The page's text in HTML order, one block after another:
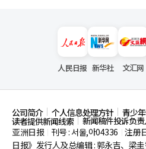
人民日报 新华社 文汇网
公司简介 个人信息处理方针 青少
读者提供新闻线索
新闻稿件投诉负
亚洲日报
刊号 : 서울,아04336 注册
日报》发行人及总编辑 : 郭永吉、梁